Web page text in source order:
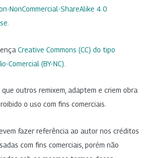
NonCommercial-ShareAlike 4.0
Creative Commons (CC) do tipo
Comercial (BY-NC)
outros remixem, adaptem e criem obra
o uso com fins comerciais.
fazer referência ao autor nos créditos
com fins comerciais, porém não